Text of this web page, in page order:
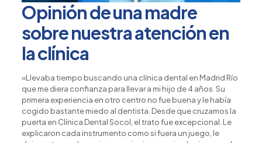
Opinión de una madre
sobre nuestra atención en
la clínica
«Llevaba tiempo buscando una clínica dental en Madrid Río
que me diera confianza para llevar a mi hijo de 4 años. Su
primera experiencia en otro centro no fue buena y le había
cogido bastante miedo al dentista. Desde que cruzamos la
puerta en Clínica Dental Socol, el trato fue excepcional. Le
explicaron cada instrumento como si fuera un juego, le